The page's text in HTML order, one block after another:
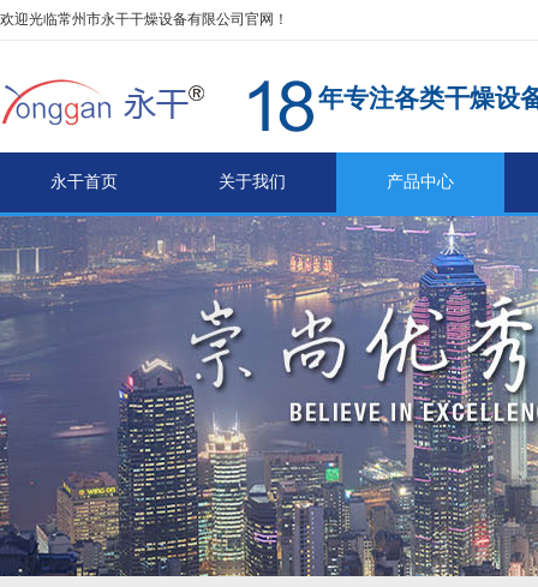
欢迎光临常州市永干干燥设备有限公司官网！
年专注各类干燥设
永干首页 关于我们 产品中心